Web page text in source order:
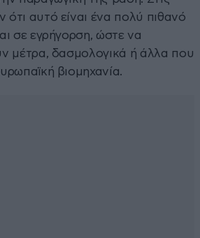
ότι αυτό είναι ένα πολύ πιθανό
σε εγρήγορση, ώστε να
μέτρα, δασμολογικά ή άλλα που
βιομηχανία.